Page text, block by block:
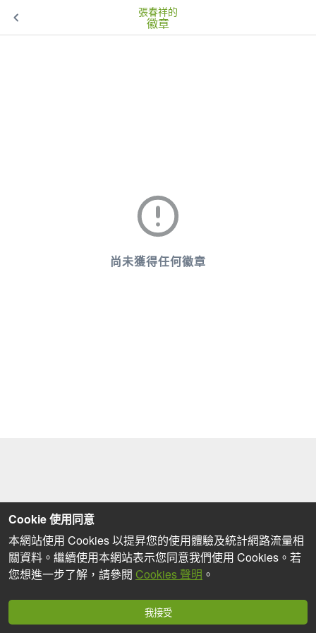
張春祥的
徽章
尚未獲得任何徽章
Cookie 使用同意
本網站使用 Cookies 以提昇您的使用體驗及統計網路流量相
關資料。繼續使用本網站表示您同意我們使用 Cookies。若
您想進一步了解，請參閱 Cookies 聲明 。
我接受